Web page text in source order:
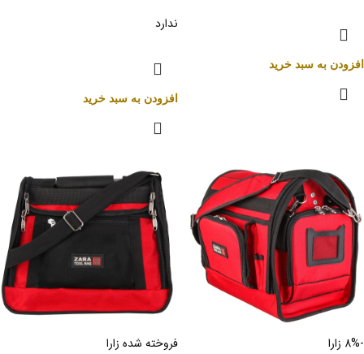
افزودن به سبد خرید
ندارد
افزودن به سبد خرید
-8% زارا فروخته شده زارا